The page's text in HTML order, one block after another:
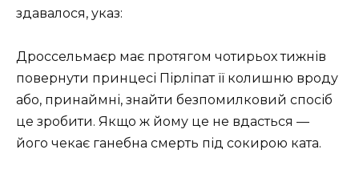
здавалося, указ:
Дроссельмаєр має протягом чотирьох тижнів
повернути принцесі Пірліпат її колишню вроду
або, принаймні, знайти безпомилковий спосіб
це зробити. Якщо ж йому це не вдасться —
його чекає ганебна смерть під сокирою ката.